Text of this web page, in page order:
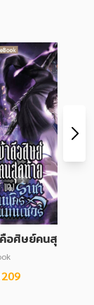
อศิษย์คนสุดท้ายข
าเนโครแมนเซอร์
209